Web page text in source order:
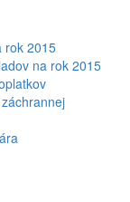
rok 2015
na rok 2015